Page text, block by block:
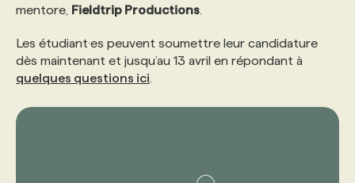
mentore, Fieldtrip Productions
Les étudiant·es peuvent soumettre leur candidature
dès maintenant et jusqu’au 13 avril en répondant à
quelques questions ici